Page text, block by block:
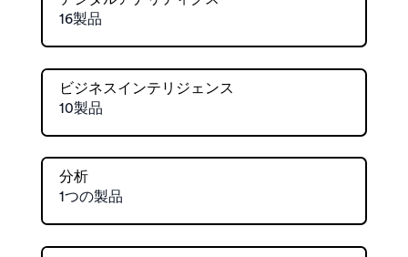
16製品
ビジネスインテリジェンス
10製品
分析
1つの製品